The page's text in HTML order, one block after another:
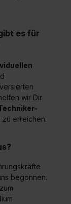
es für
wir Dir
zu erreichen.
begonnen.